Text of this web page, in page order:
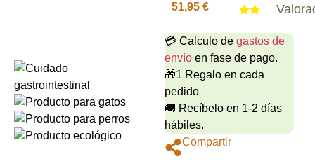
51,95 €
💳 Calculo de gastos de
envíoen fase de pago.
🎁1 Regalo en cada
pedido
🚚 Recíbelo en 1-2 días
hábiles.
Compartir